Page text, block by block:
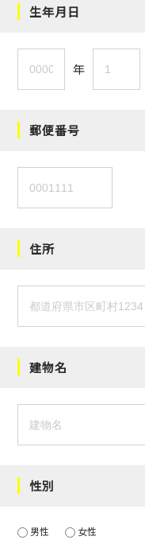
生年月日
年
郵便番号
住所
建物名
性別
男性 女性